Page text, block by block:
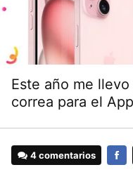
Este año me
correa para el
4 comentarios